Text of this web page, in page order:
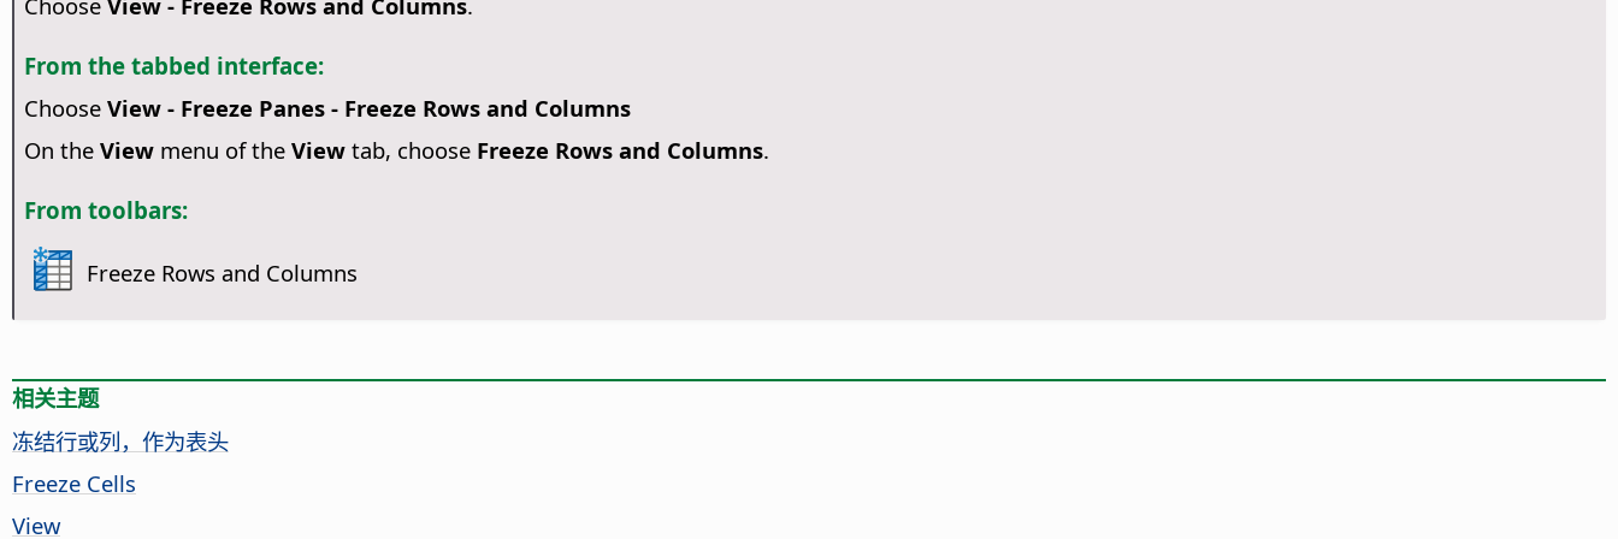
From the tabbed interface:
Choose View - Freeze Panes - Freeze Rows and Columns
On the Viewmenu of the Viewtab, choose Freeze Rows and Columns.
From toolbars:
Freeze Rows and Columns
相关主题
冻结行或列，作为表头
Freeze Cells
View